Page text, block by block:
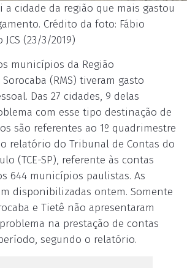
a cidade da região que mais gastou
Crédito da foto: Fábio
(23/3/2019)
municípios da Região
(RMS) tiveram gasto
Das 27 cidades, 9 delas
com esse tipo destinação de
são referentes ao 1º quadrimestre
relatório do Tribunal de Contas do
(TCE-SP), referente às contas
644 municípios paulistas. As
disponibilizadas ontem. Somente
e Tietê não apresentaram
na prestação de contas
segundo o relatório.